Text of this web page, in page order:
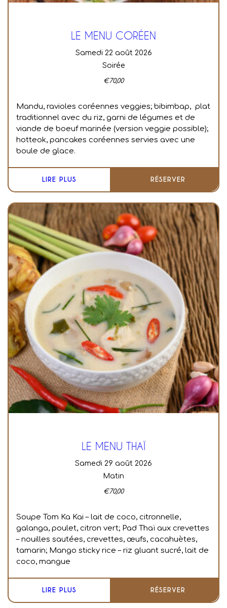
LE MENU CORÉEN
samedi 22 août 2026
Soirée
€70,00
Mandu, ravioles coréennes veggies; bibimbap, plat
traditionnel avec du riz, garni de légumes et de
viande de boeuf marinée (version veggie possible);
hotteok, pancakes coréennes servies avec une
boule de glace.
LIRE PLUS RÉSERVER
LE MENU THAÏ
samedi 29 août 2026
Matin
€70,00
Soupe Tom Ka Kai – lait de coco, citronnelle,
galanga, poulet, citron vert; Pad Thaï aux crevettes
– nouilles sautées, crevettes, œufs, cacahuètes,
tamarin; Mango sticky rice – riz gluant sucré, lait de
coco, mangue
LIRE PLUS RÉSERVER